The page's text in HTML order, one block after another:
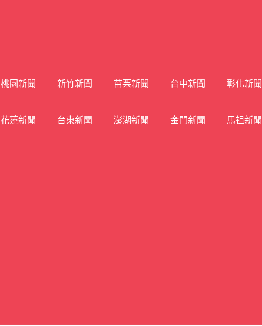
桃園新聞 新竹新聞 苗栗新聞 台中新聞 彰化新聞
花蓮新聞 台東新聞 澎湖新聞 金門新聞 馬祖新聞